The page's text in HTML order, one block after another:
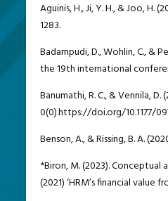
Aguinis, H., Ji, Y. H., & Joo,
1283.
Badampudi, D., Wohlin, C., &
the 19th international
Banumathi, R. C., & Vennila,
0(0).https://doi.org/10.1177/
Benson, A., & Rissing, B. A.
*Biron, M. (2023).
(2021) ‘HRM’s financial